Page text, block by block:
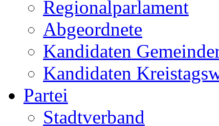
Regionalparlament
Abgeordnete
Kandidaten
Kandidaten
Partei
Stadtverband